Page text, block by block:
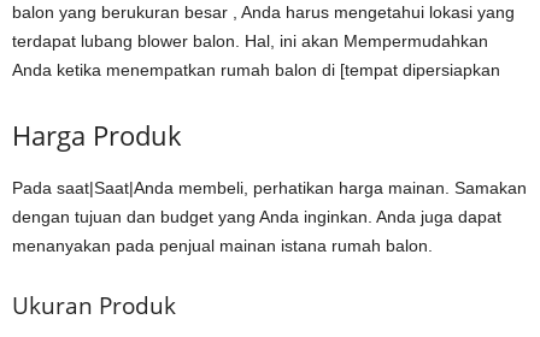
balon yang berukuran besar , Anda harus mengetahui lokasi yang
terdapat lubang blower balon. Hal, ini akan Mempermudahkan
Anda ketika menempatkan rumah balon di [tempat dipersiapkan
Harga Produk
Pada saat|Saat|Anda membeli, perhatikan harga mainan. Samakan
dengan tujuan dan budget yang Anda inginkan. Anda juga dapat
menanyakan pada penjual mainan istana rumah balon.
Ukuran Produk